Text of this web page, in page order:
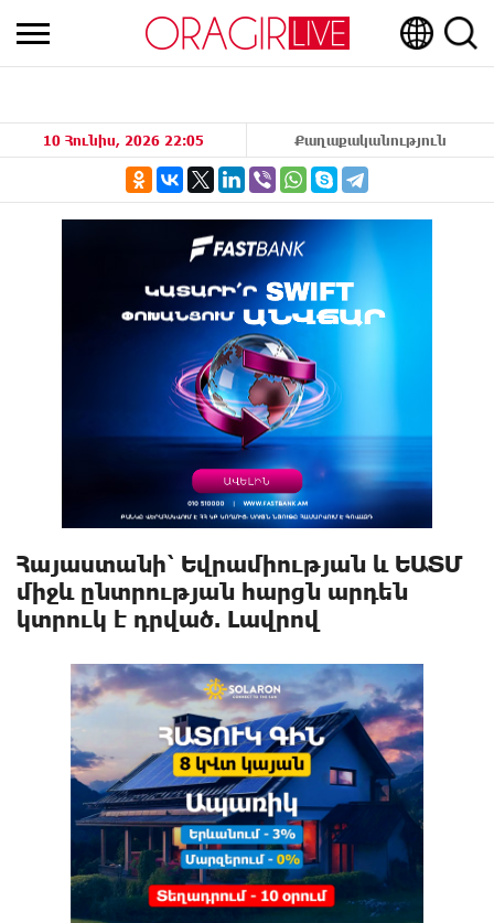
10 Հունիս, 2026 22:05 Քաղաքականություն
Հայաստանի՝ Եվրամիության և ԵԱՏՄ
միջև ընտրության հարցն արդեն
կտրուկ է դրված. Լավրով